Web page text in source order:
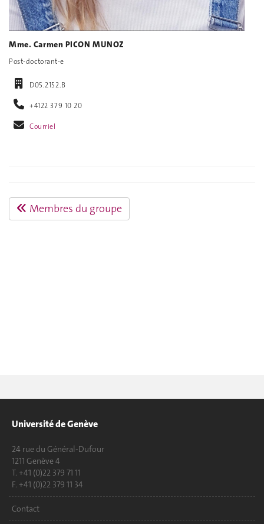
Mme. Carmen PICON MUNOZ
Post-doctorant-e
D05.2152.B
+4122 379 10 20
Courriel
Membres du groupe
Université de Genève
24 rue du Général-Dufour
1211 Genève 4
T. +41 (0)22 379 71 11
F. +41 (0)22 379 11 34
Contact